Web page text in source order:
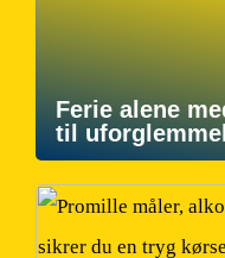
Ferie alene
til